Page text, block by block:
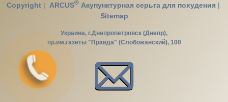
Copyright| ARCUS®Акупунктурная серьга для похудения|
Sitemap
Украина, г.Днепропетровск (Днепр),
пр.им.газеты "Правда" (Слобожанский), 100